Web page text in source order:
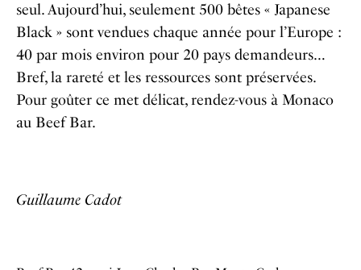
seul. Aujourd’hui, seulement 500 bêtes « Japanese
Black » sont vendues chaque année pour l’Europe :
40 par mois environ pour 20 pays demandeurs…
Bref, la rareté et les ressources sont préservées.
Pour goûter ce met délicat, rendez-vous à Monaco
au Beef Bar.
Guillaume Cadot